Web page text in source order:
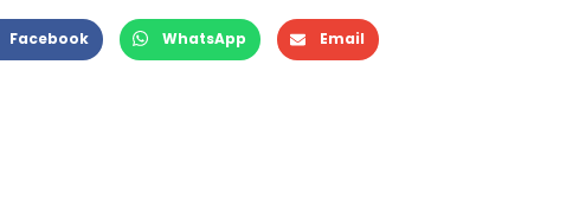
Facebook WhatsApp Email